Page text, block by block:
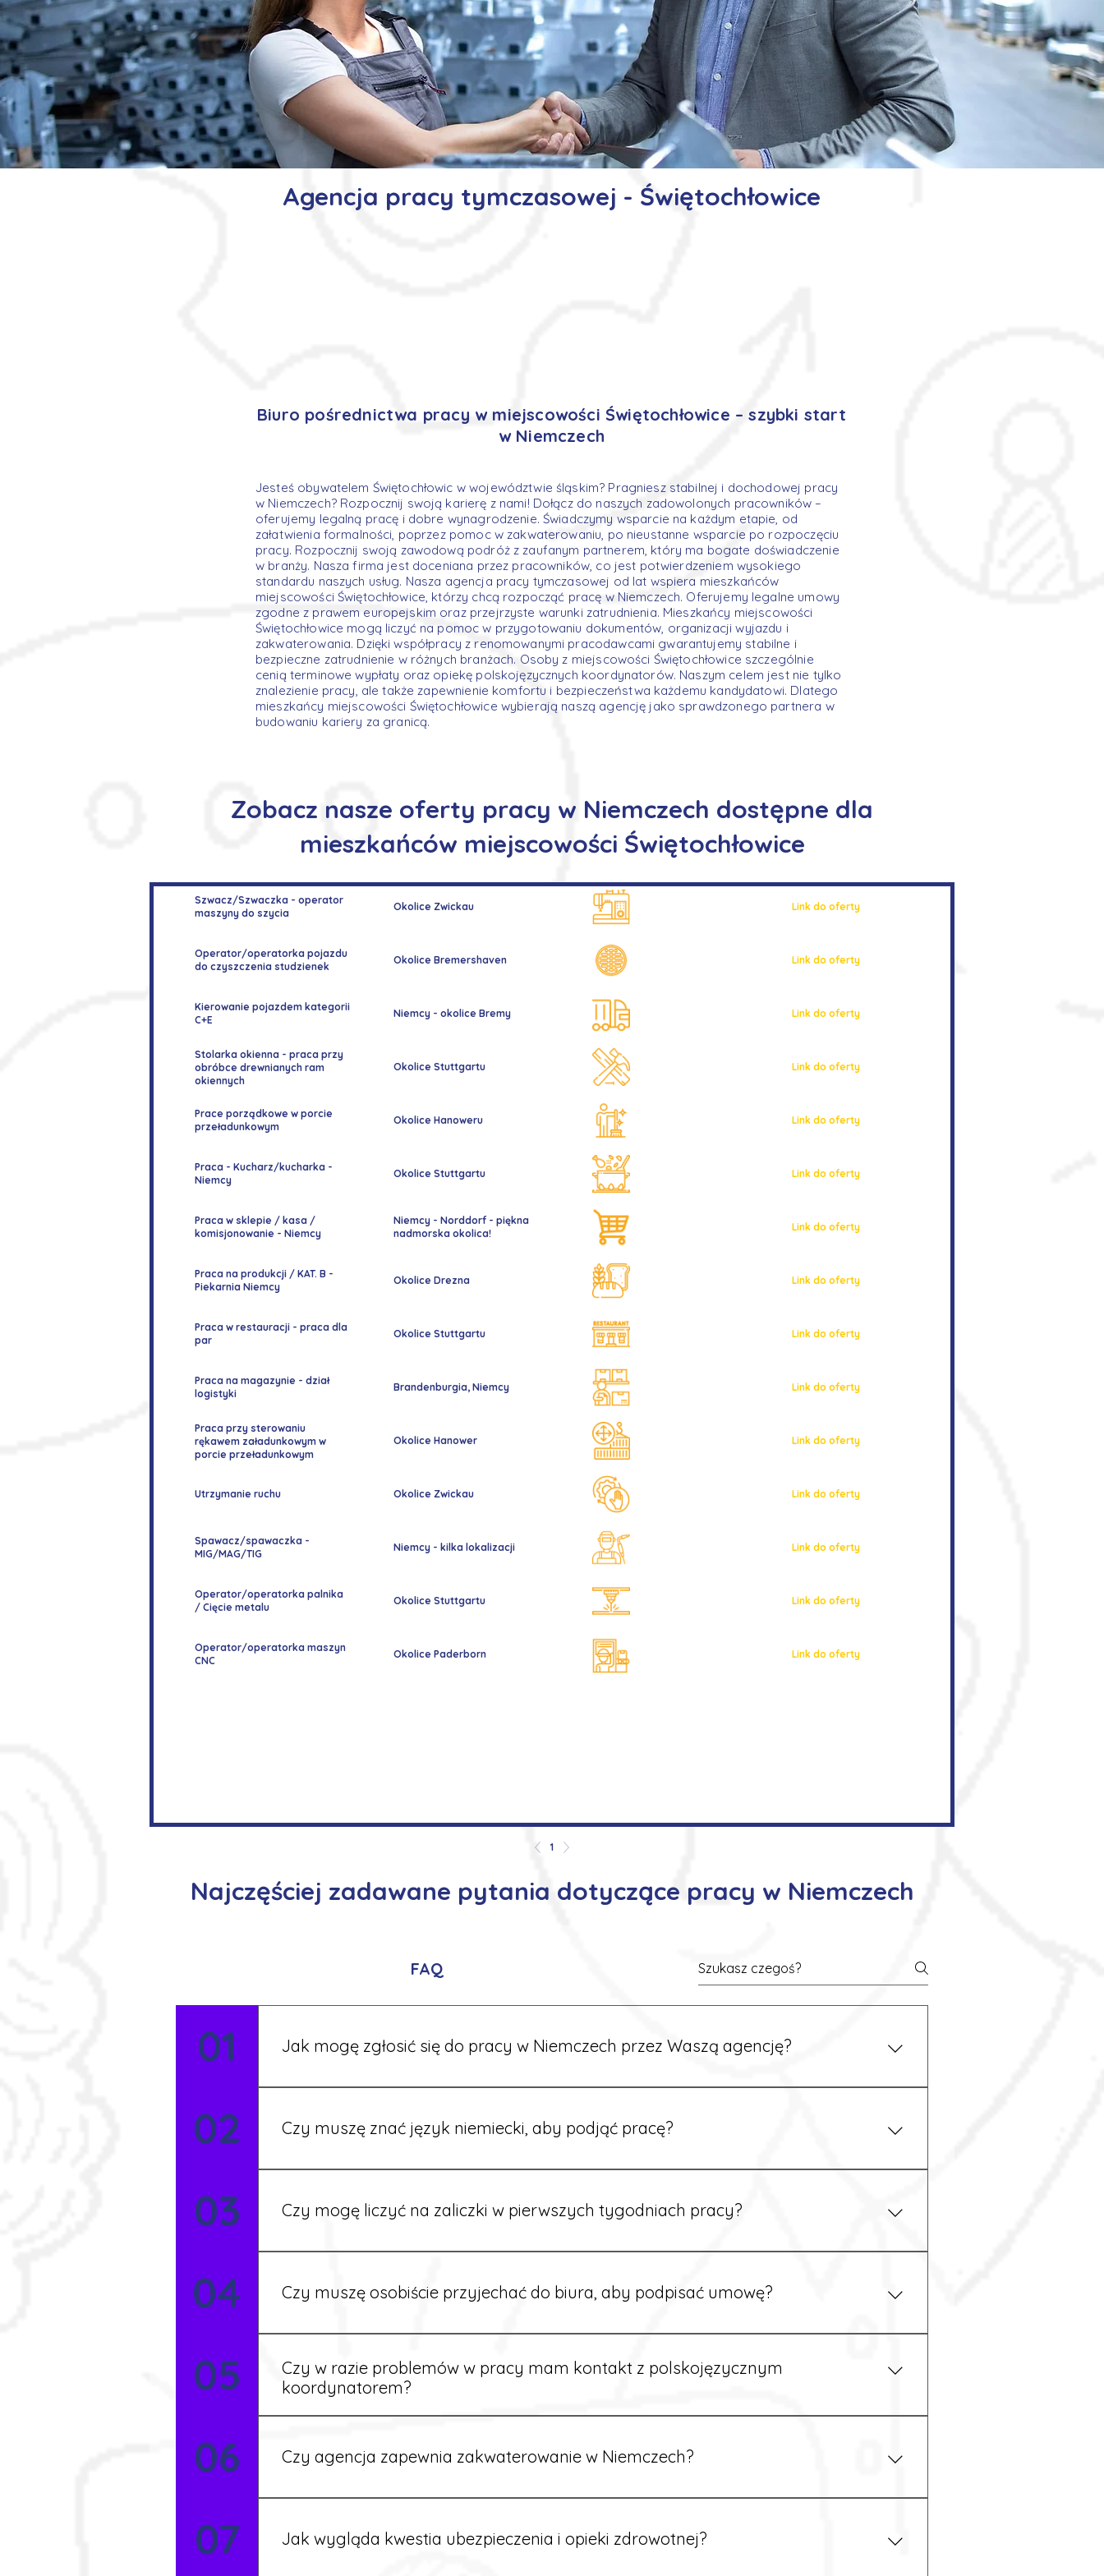
Agencja pracy tymczasowej - Świętochłowice
Biuro pośrednictwa pracy w miejscowości Świętochłowice – szybki start
w Niemczech
Jesteś obywatelem Świętochłowic w województwie śląskim? Pragniesz stabilnej i dochodowej pracy
w Niemczech? Rozpocznij swoją karierę z nami! Dołącz do naszych zadowolonych pracowników –
oferujemy legalną pracę i dobre wynagrodzenie. Świadczymy wsparcie na każdym etapie, od
załatwienia formalności, poprzez pomoc w zakwaterowaniu, po nieustanne wsparcie po rozpoczęciu
pracy. Rozpocznij swoją zawodową podróż z zaufanym partnerem, który ma bogate doświadczenie
w branży. Nasza firma jest doceniana przez pracowników, co jest potwierdzeniem wysokiego
standardu naszych usług. Nasza agencja pracy tymczasowej od lat wspiera mieszkańców
miejscowości Świętochłowice, którzy chcą rozpocząć pracę w Niemczech. Oferujemy legalne umowy
zgodne z prawem europejskim oraz przejrzyste warunki zatrudnienia. Mieszkańcy miejscowości
Świętochłowice mogą liczyć na pomoc w przygotowaniu dokumentów, organizacji wyjazdu i
zakwaterowania. Dzięki współpracy z renomowanymi pracodawcami gwarantujemy stabilne i
bezpieczne zatrudnienie w różnych branżach. Osoby z miejscowości Świętochłowice szczególnie
cenią terminowe wypłaty oraz opiekę polskojęzycznych koordynatorów. Naszym celem jest nie tylko
znalezienie pracy, ale także zapewnienie komfortu i bezpieczeństwa każdemu kandydatowi. Dlatego
mieszkańcy miejscowości Świętochłowice wybierają naszą agencję jako sprawdzonego partnera w
budowaniu kariery za granicą.
Zobacz nasze oferty pracy w Niemczech dostępne dla
mieszkańców miejscowości Świętochłowice
Szwacz/Szwaczka - operator
maszyny do szycia
Okolice Zwickau Link do oferty
Operator/operatorka pojazdu
do czyszczenia studzienek
Okolice Bremershaven Link do oferty
Kierowanie pojazdem kategorii
C+E
Niemcy - okolice Bremy Link do oferty
Stolarka okienna - praca przy
obróbce drewnianych ram
okiennych
Okolice Stuttgartu Link do oferty
Prace porządkowe w porcie
przeładunkowym
Okolice Hanoweru Link do oferty
Praca - Kucharz/kucharka -
Niemcy
Okolice Stuttgartu Link do oferty
Praca w sklepie / kasa /
komisjonowanie - Niemcy
Niemcy - Norddorf - piękna
nadmorska okolica!
Link do oferty
Praca na produkcji / KAT. B -
Piekarnia Niemcy
Okolice Drezna Link do oferty
Praca w restauracji - praca dla
par
Okolice Stuttgartu Link do oferty
Praca na magazynie - dział
logistyki
Brandenburgia, Niemcy Link do oferty
Praca przy sterowaniu
rękawem załadunkowym w
porcie przeładunkowym
Okolice Hanower Link do oferty
Utrzymanie ruchu Okolice Zwickau Link do oferty
Spawacz/spawaczka -
MIG/MAG/TIG
Niemcy - kilka lokalizacji Link do oferty
Operator/operatorka palnika
/ Cięcie metalu
Okolice Stuttgartu Link do oferty
Operator/operatorka maszyn
CNC
Okolice Paderborn Link do oferty
1
Najczęściej zadawane pytania dotyczące pracy w Niemczech
FAQ
01 Jak mogę zgłosić się do pracy w Niemczech przez Waszą agencję?
Możesz wypełnić formularz zgłoszeniowy na naszej stronie lub skontaktować się z nami telefonicznie.
02 Czy muszę znać język niemiecki, aby podjąć pracę?
Nie zawsze – wiele ofert nie wymaga znajomości języka. Jeśli jednak znasz podstawy niemieckiego,
03 Czy mogę liczyć na zaliczki w pierwszych tygodniach pracy?
Tak, w wyjątkowych sytuacjach możesz otrzymać zaliczkę po wcześniejszym uzgodnieniu z
04 Czy muszę osobiście przyjechać do biura, aby podpisać umowę?
Tak, umowy podpisywane są osobiście w naszym biurze. Dzięki temu masz pewność, że wszystkie
formalności są załatwione prawidłowo.
05
Czy w razie problemów w pracy mam kontakt z polskojęzycznym
koordynatorem?
06 Czy agencja zapewnia zakwaterowanie w Niemczech?
Tak, nasi koordynatorzy dbają o zapewnienie miejsca noclegowego w pobliżu zakładu pracy.
07 Jak wygląda kwestia ubezpieczenia i opieki zdrowotnej?